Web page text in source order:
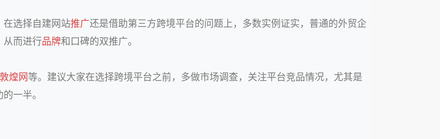
选择自建网站推广还是借助第三方跨境平台的问题上，多数实例证实，普通的外贸企
从而进行品牌和口碑的双推广。
敦煌网等。建议大家在选择跨境平台之前，多做市场调查，关注平台竞品情况，尤其是
一半。